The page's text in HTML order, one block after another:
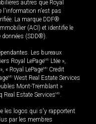
autres que Royal
l'information n'est pas
La marque DDF®
(ACI) et identifie le
(SDD®).
Les bureaux
Royal LePageMD Ltée »,
», « Royal LePageMD Credit
MD West Real Estate Services
Mont-Tremblant »
Estate ServicesMD.
les logos qui s'y rapportent
par les membres